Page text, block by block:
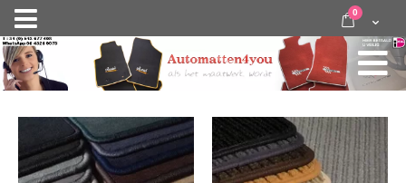
Nav
activeren
door
inhoud
Cart
0 items